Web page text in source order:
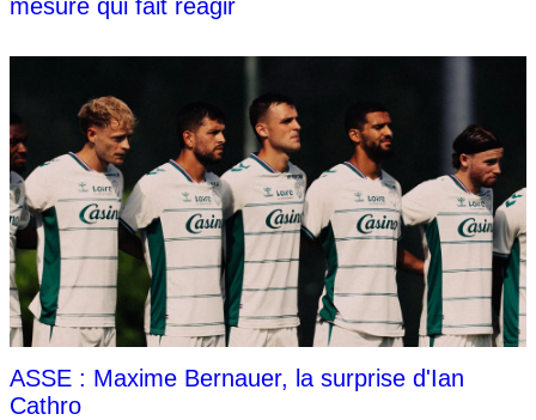
mesure qui fait réagir
ASSE : Maxime Bernauer, la surprise d'Ian
Cathro